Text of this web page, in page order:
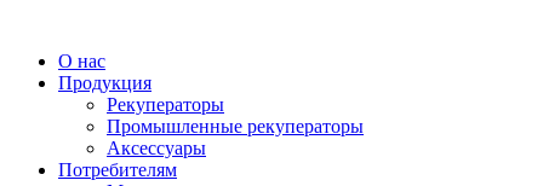
О нас
Продукция
Рекуператоры
Промышленные рекуператоры
Аксессуары
Потребителям